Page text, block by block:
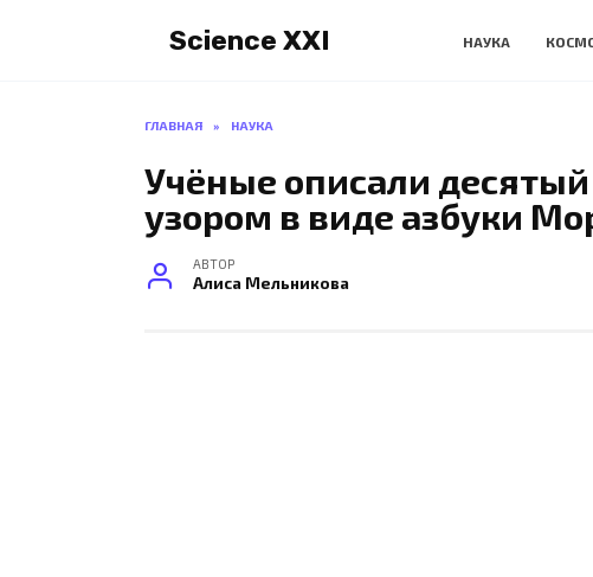
Science XXI НАУКА
ГЛАВНАЯ » НАУКА
Учёные описали
узором в виде азбуки
АВТОР
Алиса Мельникова